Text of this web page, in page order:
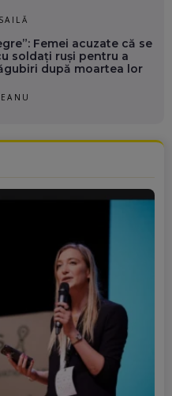
Femei acuzate că se
soldați ruși pentru a
după moartea lor